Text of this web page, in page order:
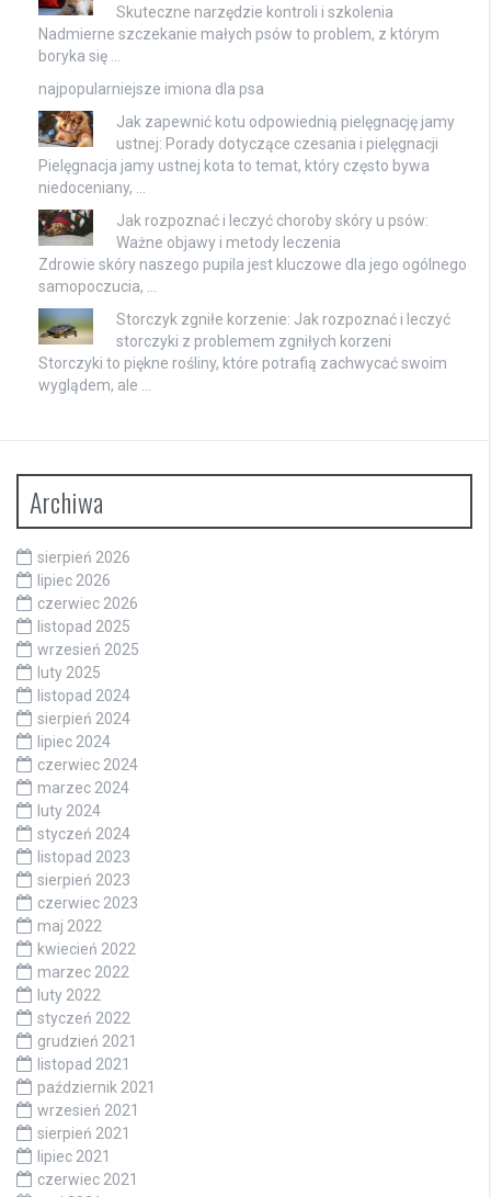
Skuteczne narzędzie kontroli i szkolenia
Nadmierne szczekanie małych psów to problem, z którym
boryka się …
najpopularniejsze imiona dla psa
Jak zapewnić kotu odpowiednią pielęgnację jamy
ustnej: Porady dotyczące czesania i pielęgnacji
Pielęgnacja jamy ustnej kota to temat, który często bywa
niedoceniany, …
Jak rozpoznać i leczyć choroby skóry u psów:
Ważne objawy i metody leczenia
Zdrowie skóry naszego pupila jest kluczowe dla jego ogólnego
samopoczucia, …
Storczyk zgniłe korzenie: Jak rozpoznać i leczyć
storczyki z problemem zgniłych korzeni
Storczyki to piękne rośliny, które potrafią zachwycać swoim
wyglądem, ale …
Archiwa
sierpień 2026
lipiec 2026
czerwiec 2026
listopad 2025
wrzesień 2025
luty 2025
listopad 2024
sierpień 2024
lipiec 2024
czerwiec 2024
marzec 2024
luty 2024
styczeń 2024
listopad 2023
sierpień 2023
czerwiec 2023
maj 2022
kwiecień 2022
marzec 2022
luty 2022
styczeń 2022
grudzień 2021
listopad 2021
październik 2021
wrzesień 2021
sierpień 2021
lipiec 2021
czerwiec 2021